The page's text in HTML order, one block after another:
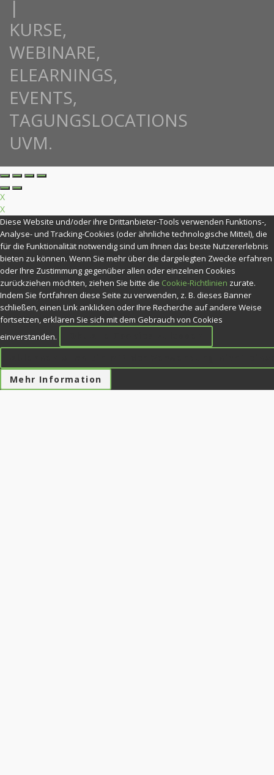
X
X
Diese Website und/oder ihre Drittanbieter-Tools verwenden Funktions-,
Analyse- und Tracking-Cookies (oder ähnliche technologische Mittel), die
für die Funktionalität notwendig sind um Ihnen das beste Nutzererlebnis
bieten zu können. Wenn Sie mehr über die dargelegten Zwecke erfahren
oder Ihre Zustimmung gegenüber allen oder einzelnen Cookies
zurückziehen möchten, ziehen Sie bitte die Cookie-Richtlinien zurate.
Indem Sie fortfahren diese Seite zu verwenden, z. B. dieses Banner
schließen, einen Link anklicken oder Ihre Recherche auf andere Weise
fortsetzen, erklären Sie sich mit dem Gebrauch von Cookies
einverstanden.
Mehr Information